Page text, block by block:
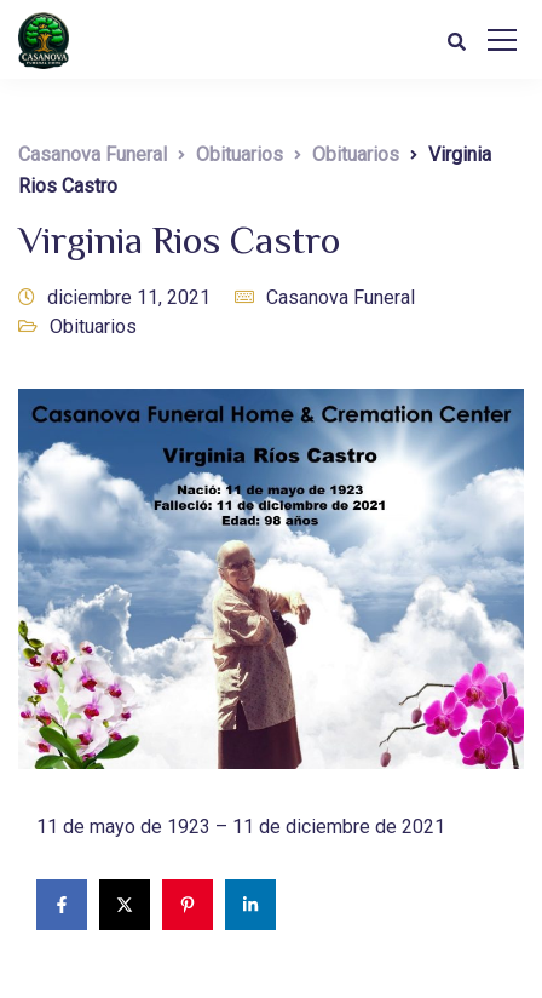
Casanova Funeral Obituarios Obituarios
Virginia
Rios Castro
Virginia Rios Castro
diciembre 11, 2021
Casanova Funeral
Obituarios
11 de mayo de 1923 – 11 de diciembre de 2021